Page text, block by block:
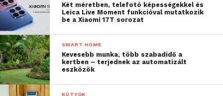
áttekintő jelentés is készíthető.
HUAWEI WATCH Ultimate Green
Edition: felfedezés korlátok
nélkül
A HUAWEI WATCH Ultimate zöld változata ötvözi a
forradalmi technológiákat és a csúcskategóriás
Két méretben, telefotó képességekkel és
Leica Live Moment funkcióval mutatkozik
be a Xiaomi 17T sorozat
SMART HOME
Kevesebb munka, több szabadidő a
kertben – terjednek az automatizált
eszközök
KÜTYÜK